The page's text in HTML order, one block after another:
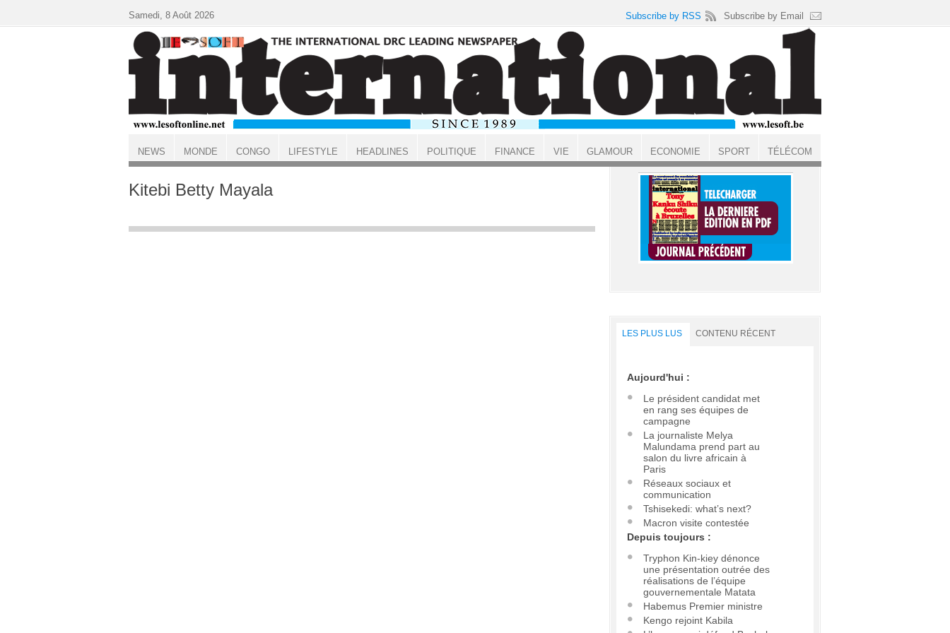
ACCUEIL
Kitebi Betty Mayala
LES PLUS LUS CONTENU RÉCENT
Aujourd'hui :
Le président candidat met
en rang ses équipes de
campagne
La journaliste Melya
Malundama prend part au
salon du livre africain à
Paris
Réseaux sociaux et
communication
Tshisekedi: what’s next?
Macron visite contestée
Depuis toujours :
Tryphon Kin-kiey dénonce
une présentation outrée des
réalisations de l’équipe
gouvernementale Matata
Habemus Premier ministre
Kengo rejoint Kabila
Samedi, 8 Août 2026 Subscribe by RSS Subscribe by Email
NEWS MONDE CONGO LIFESTYLE HEADLINES POLITIQUE FINANCE VIE GLAMOUR ECONOMIE SPORT TÉLÉCOM